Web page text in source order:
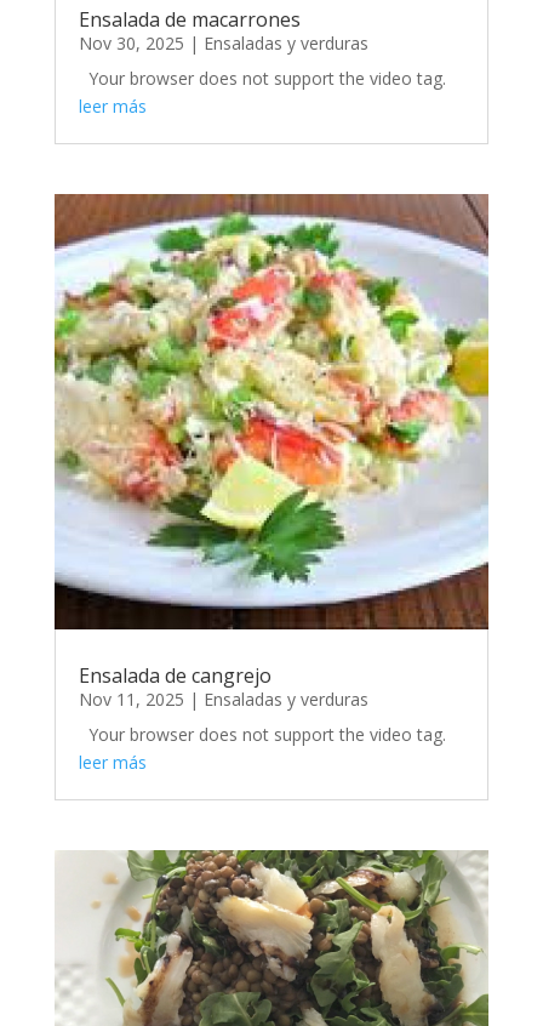
Ensalada de macarrones
Nov 30, 2025 | Ensaladas y verduras
Your browser does not support the video tag.
leer más
Ensalada de cangrejo
Nov 11, 2025 | Ensaladas y verduras
Your browser does not support the video tag.
leer más